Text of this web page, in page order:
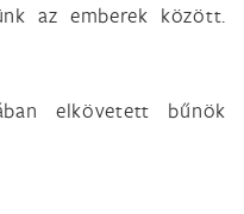
az emberek között.
elkövetett bűnök